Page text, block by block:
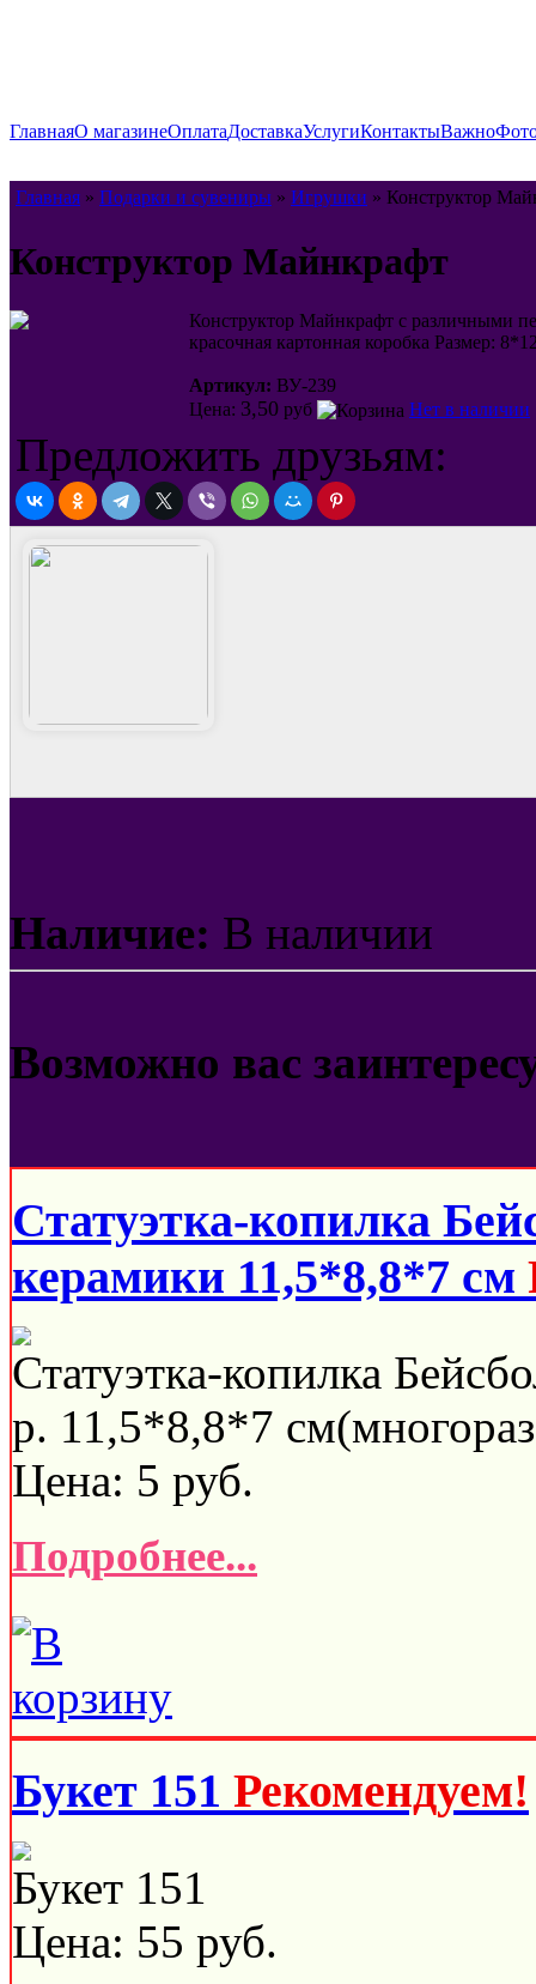
ГлавнаяО магазинеОплатаДоставкаУслугиКонтактыВажно
Главная » Подарки и сувениры » Игрушки » Конструктор
Конструктор Майнкрафт
Конструктор Майнкрафт с различными
красочная картонная коробка Размер:
Артикул: ВУ-239
Цена: 3,50 руб Нет в наличии
Предложить друзьям:
Наличие: В наличии
Возможно вас
Статуэтка-копилка
керамики 11,5*8,8*7 см
Статуэтка-копилка
р. 11,5*8,8*7
Цена: 5 руб.
Подробнее...
Букет 151 Рекомендуем!
Букет 151
Цена: 55 руб.